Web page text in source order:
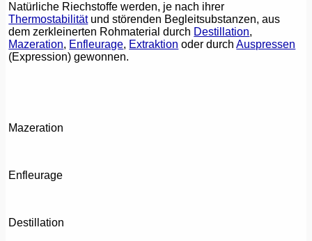
Natürliche Riechstoffe werden, je nach ihrer
Thermostabilitätund störenden Begleitsubstanzen, aus
dem zerkleinerten Rohmaterial durch Destillation,
Mazeration, Enfleurage, Extraktion oder durchAuspressen
(Expression) gewonnen.
Mazeration
Enfleurage
Destillation